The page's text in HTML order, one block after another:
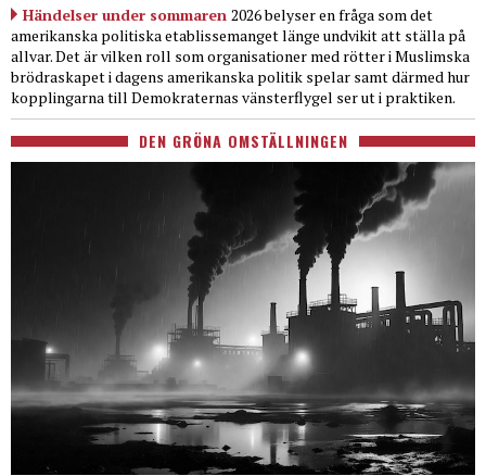
Händelser under sommaren 2026 belyser en fråga som det
amerikanska politiska etablissemanget länge undvikit att ställa på
allvar. Det är vilken roll som organisationer med rötter i Muslimska
brödraskapet i dagens amerikanska politik spelar samt därmed hur
kopplingarna till Demokraternas vänsterflygel ser ut i praktiken.
DEN GRÖNA OMSTÄLLNINGEN